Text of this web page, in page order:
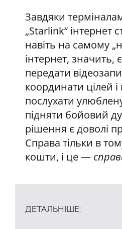
Завдяки
„Starlink“ інтернет
навіть на самому
інтернет, значить,
передати
координати цілей і
послухати
підняти бойовий
рішення є доволі
Справа тільки в
кошти, і це —
ДЕТАЛЬНІШЕ: